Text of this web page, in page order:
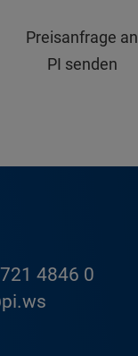
Preisanfrage an
PI senden
4846 0